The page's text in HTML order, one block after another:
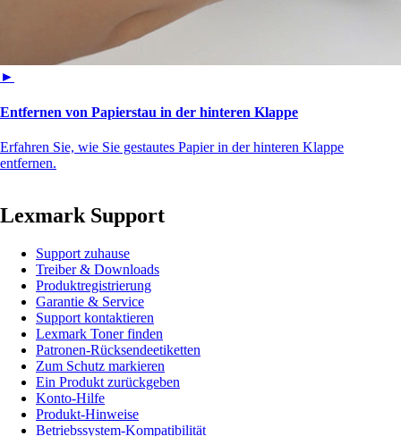
►
Entfernen von Papierstau in der hinteren Klappe
Erfahren Sie, wie Sie gestautes Papier in der hinteren Klappe
entfernen.
Lexmark Support
Support zuhause
Treiber & Downloads
Produktregistrierung
Garantie & Service
Support kontaktieren
Lexmark Toner finden
Patronen-Rücksendeetiketten
Zum Schutz markieren
Ein Produkt zurückgeben
Konto-Hilfe
Produkt-Hinweise
Betriebssystem-Kompatibilität